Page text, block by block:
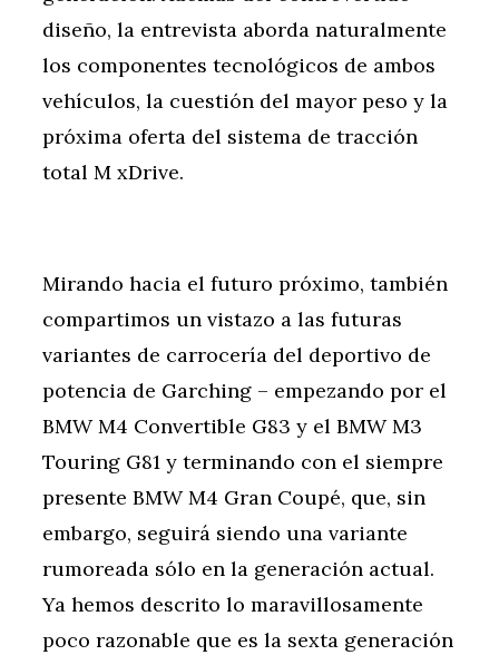
diseño, la entrevista aborda naturalmente
los componentes tecnológicos de ambos
vehículos, la cuestión del mayor peso y la
próxima oferta del sistema de tracción
total M xDrive.
Mirando hacia el futuro próximo, también
compartimos un vistazo a las futuras
variantes de carrocería del deportivo de
potencia de Garching – empezando por el
BMW M4 Convertible G83 y el BMW M3
Touring G81 y terminando con el siempre
presente BMW M4 Gran Coupé, que, sin
embargo, seguirá siendo una variante
rumoreada sólo en la generación actual.
Ya hemos descrito lo maravillosamente
poco razonable que es la sexta generación